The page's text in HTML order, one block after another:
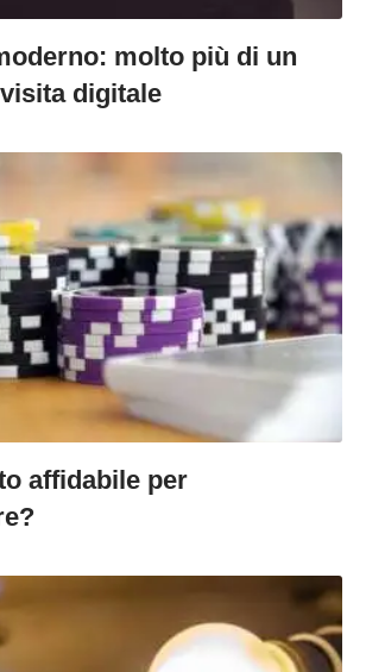
molto più di un
digitale
affidabile per